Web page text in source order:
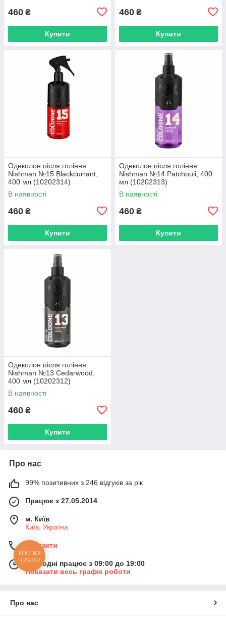
460 ₴
Купити
460 ₴
Купити
Одеколон після гоління
Nishman №15 Blackcurrant,
400 мл (10202314)
В наявності
460 ₴
Купити
Одеколон після гоління
Nishman №14 Patchouli, 400
мл (10202313)
В наявності
460 ₴
Купити
Одеколон після гоління
Nishman №13 Cedarwood,
400 мл (10202312)
В наявності
460 ₴
Купити
Про нас
99% позитивних з 246 відгуків за рік
Працює з 27.05.2014
м. Київ
Київ, Україна
Контакти
Сьогодні працює з 09:00 до 19:00
Показати весь графік роботи
Про нас
КНОПКА
ЗВ'ЯЗКУ